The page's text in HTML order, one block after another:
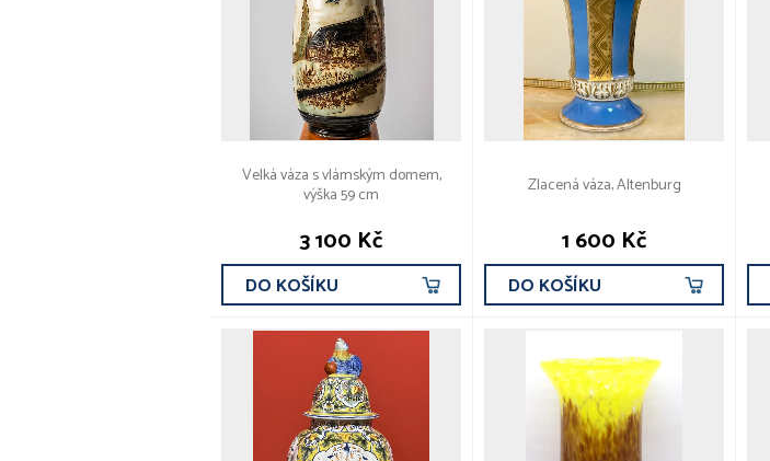
Velká váza s vlámským domem,
výška 59 cm
3 100 Kč
DO KOŠÍKU
Zlacená váza, Altenburg
1 600 Kč
DO KOŠÍKU